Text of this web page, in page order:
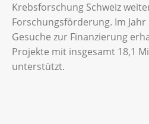
Krebsforschung Schweiz
Forschungsförderung. Im Jahr
Gesuche zur Finanzierung
Projekte mit insgesamt 18,1
unterstützt.